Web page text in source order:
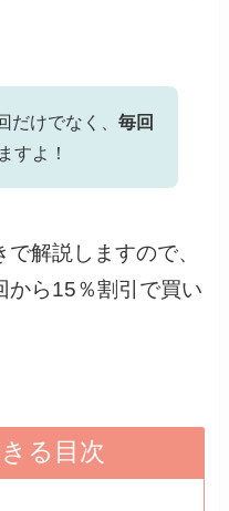
だけでなく、毎回
すよ！
解説しますので、
から15％割引で買い
る目次